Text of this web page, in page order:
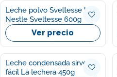
Leche polvo Sveltesse bio
Nestle Sveltesse 600g
Ver precio
Leche condensada sirve
fácil La lechera 450g